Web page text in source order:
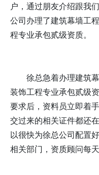
户，通过朋友介绍跟我
公司办理了建筑幕墙工
程专业承包贰级资质。
徐总急着办理建筑
装饰工程专业承包贰级
要求后，资料员立即着
交过来的相关证件都还
以很快为徐总公司配置
相关部门，资质顾问每